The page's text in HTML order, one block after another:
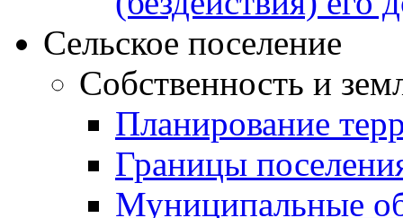
Сельское поселение
Собственность и
Планирование
Границы
Муниципальные